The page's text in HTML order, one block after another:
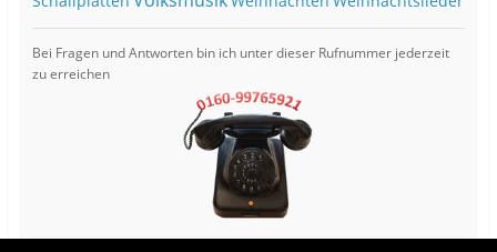
Bei Fragen und Antworten bin ich unter dieser Rufnummer jederzeit
zu erreichen